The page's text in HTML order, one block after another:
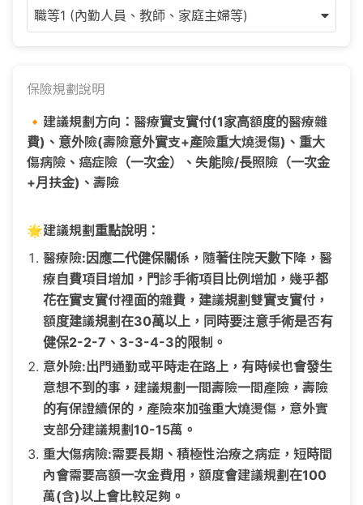
職等1 (內勤人員、教師、家庭主婦等)
保險規劃說明
🔸建議規劃方向：醫療實支實付(1家高額度的醫療雜
費)、意外險(壽險意外實支+產險重大燒燙傷)、重大
傷病險、癌症險（一次金）、失能險/長照險（一次金
+月扶金)、壽險
🌟建議規劃重點說明：
醫療險:因應二代健保關係，隨著住院天數下降，醫
療自費項目增加，門診手術項目比例增加，幾乎都
花在實支實付裡面的雜費，建議規劃雙實支實付，
額度建議規劃在30萬以上，同時要注意手術是否有
健保2-2-7、3-3-4-3的限制。
意外險:出門通勤或平時走在路上，有時候也會發生
意想不到的事，建議規劃一間壽險一間產險，壽險
的有保證續保的，產險來加強重大燒燙傷，意外實
支部分建議規劃10-15萬。
重大傷病險:需要長期、積極性治療之病症，短時間
內會需要高額一次金費用，額度會建議規劃在100
萬(含)以上會比較足夠。